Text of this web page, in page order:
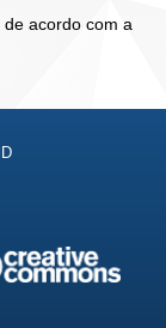
acordo com a